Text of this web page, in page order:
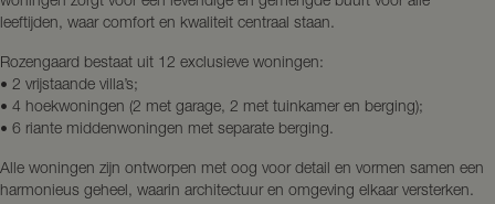
leeftijden, waar comfort en kwaliteit centraal staan.
Rozengaard bestaat uit 12 exclusieve woningen:
• 2 vrijstaande villa’s;
• 4 hoekwoningen (2 met garage, 2 met tuinkamer en berging);
• 6 riante middenwoningen met separate berging.
Alle woningen zijn ontworpen met oog voor detail en vormen samen een
harmonieus geheel, waarin architectuur en omgeving elkaar versterken.